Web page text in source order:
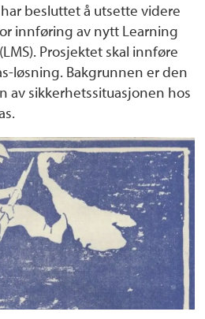
besluttet å utsette videre
innføring av nytt Learning
Prosjektet skal innføre
løsning. Bakgrunnen er den
av sikkerhetssituasjonen hos